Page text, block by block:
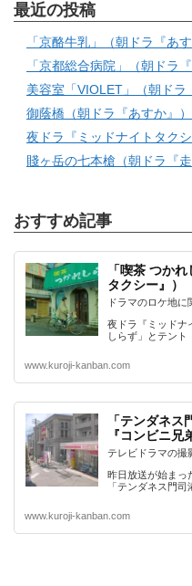
最近の投稿
「京酪牛乳」（朝ドラ『あす
「京都総合病院」（朝ドラ
美容室「VIOLET」（朝ドラ
御蔭橋（朝ドラ『あすか』）
夜ドラ『ミッドナイトタク
賤ヶ岳の七本槍（朝ドラ『走
おすすめ記事
「喫茶 つか
タクシー』）
ドラマのロケ地に
夜ドラ『ミッドナ
しらず」とテン
www.kuroji-kanban.com
「テンダネ
『コンビニ兄
テレビドラマの撮
昨日放送が始まっ
「テンダネス門
www.kuroji-kanban.com